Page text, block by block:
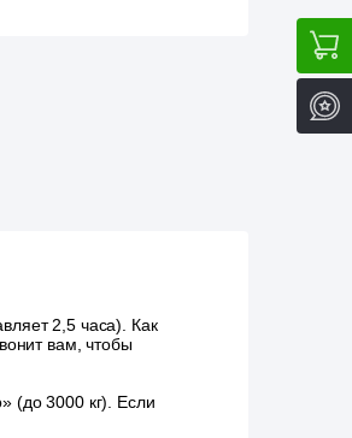
2,5 часа). Как
вам, чтобы
(до 3000 кг). Если